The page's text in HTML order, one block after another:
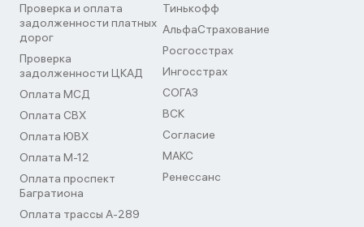
Проверка и оплата
задолженности платных
дорог
Проверка
задолженности ЦКАД
Оплата МСД
Оплата СВХ
Оплата ЮВХ
Оплата М-12
Оплата проспект
Багратиона
Оплата трассы А-289
Тинькофф
АльфаСтрахование
Росгосстрах
Ингосстрах
СОГАЗ
ВСК
Согласие
МАКС
Ренессанс